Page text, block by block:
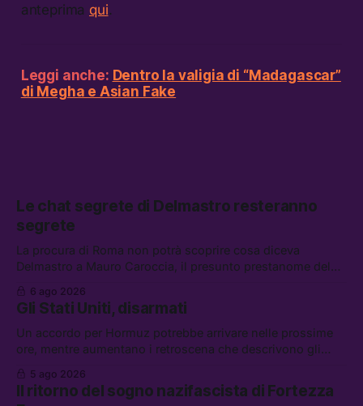
anteprima qui.
Leggi anche: Dentro la valigia di “Madagascar”
di Megha e Asian Fake
Le chat segrete di Delmastro resteranno
segrete
La procura di Roma non potrà scoprire cosa diceva
Delmastro a Mauro Caroccia, il presunto prestanome del
attacchi in Libano, il governo chiederà 36 miliardi di
flessibilità in armi e energia, e Grokipedia è già stata
abbandonata
6 ago 2026
Gli Stati Uniti, disarmati
Un accordo per Hormuz potrebbe arrivare nelle prossime
ore, mentre aumentano i retroscena che descrivono gli
chi aspetta i dispersi di Ceuta, il boom dei carburanti
diluiti, e quanti attivisti anti data center sono stati arrestati
5 ago 2026
Il ritorno del sogno nazifascista di Fortezza